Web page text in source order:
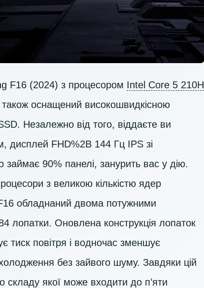
F16 (2024) з процесором Intel Core 5 210H
також оснащений високошвидкісною
. Незалежно від того, віддаєте ви
дисплей FHD%2B 144 Гц IPS зі
90% панелі, занурить вас у дію.
з великою кількістю ядер
обладнаний двома потужними
лопатки. Оновлена конструкція лопаток
тиск повітря і водночас зменшує
без зайвого шуму. Завдяки цій
складу якої може входити до п’яти